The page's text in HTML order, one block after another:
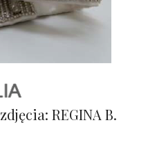
zdjęcia: REGINA B.